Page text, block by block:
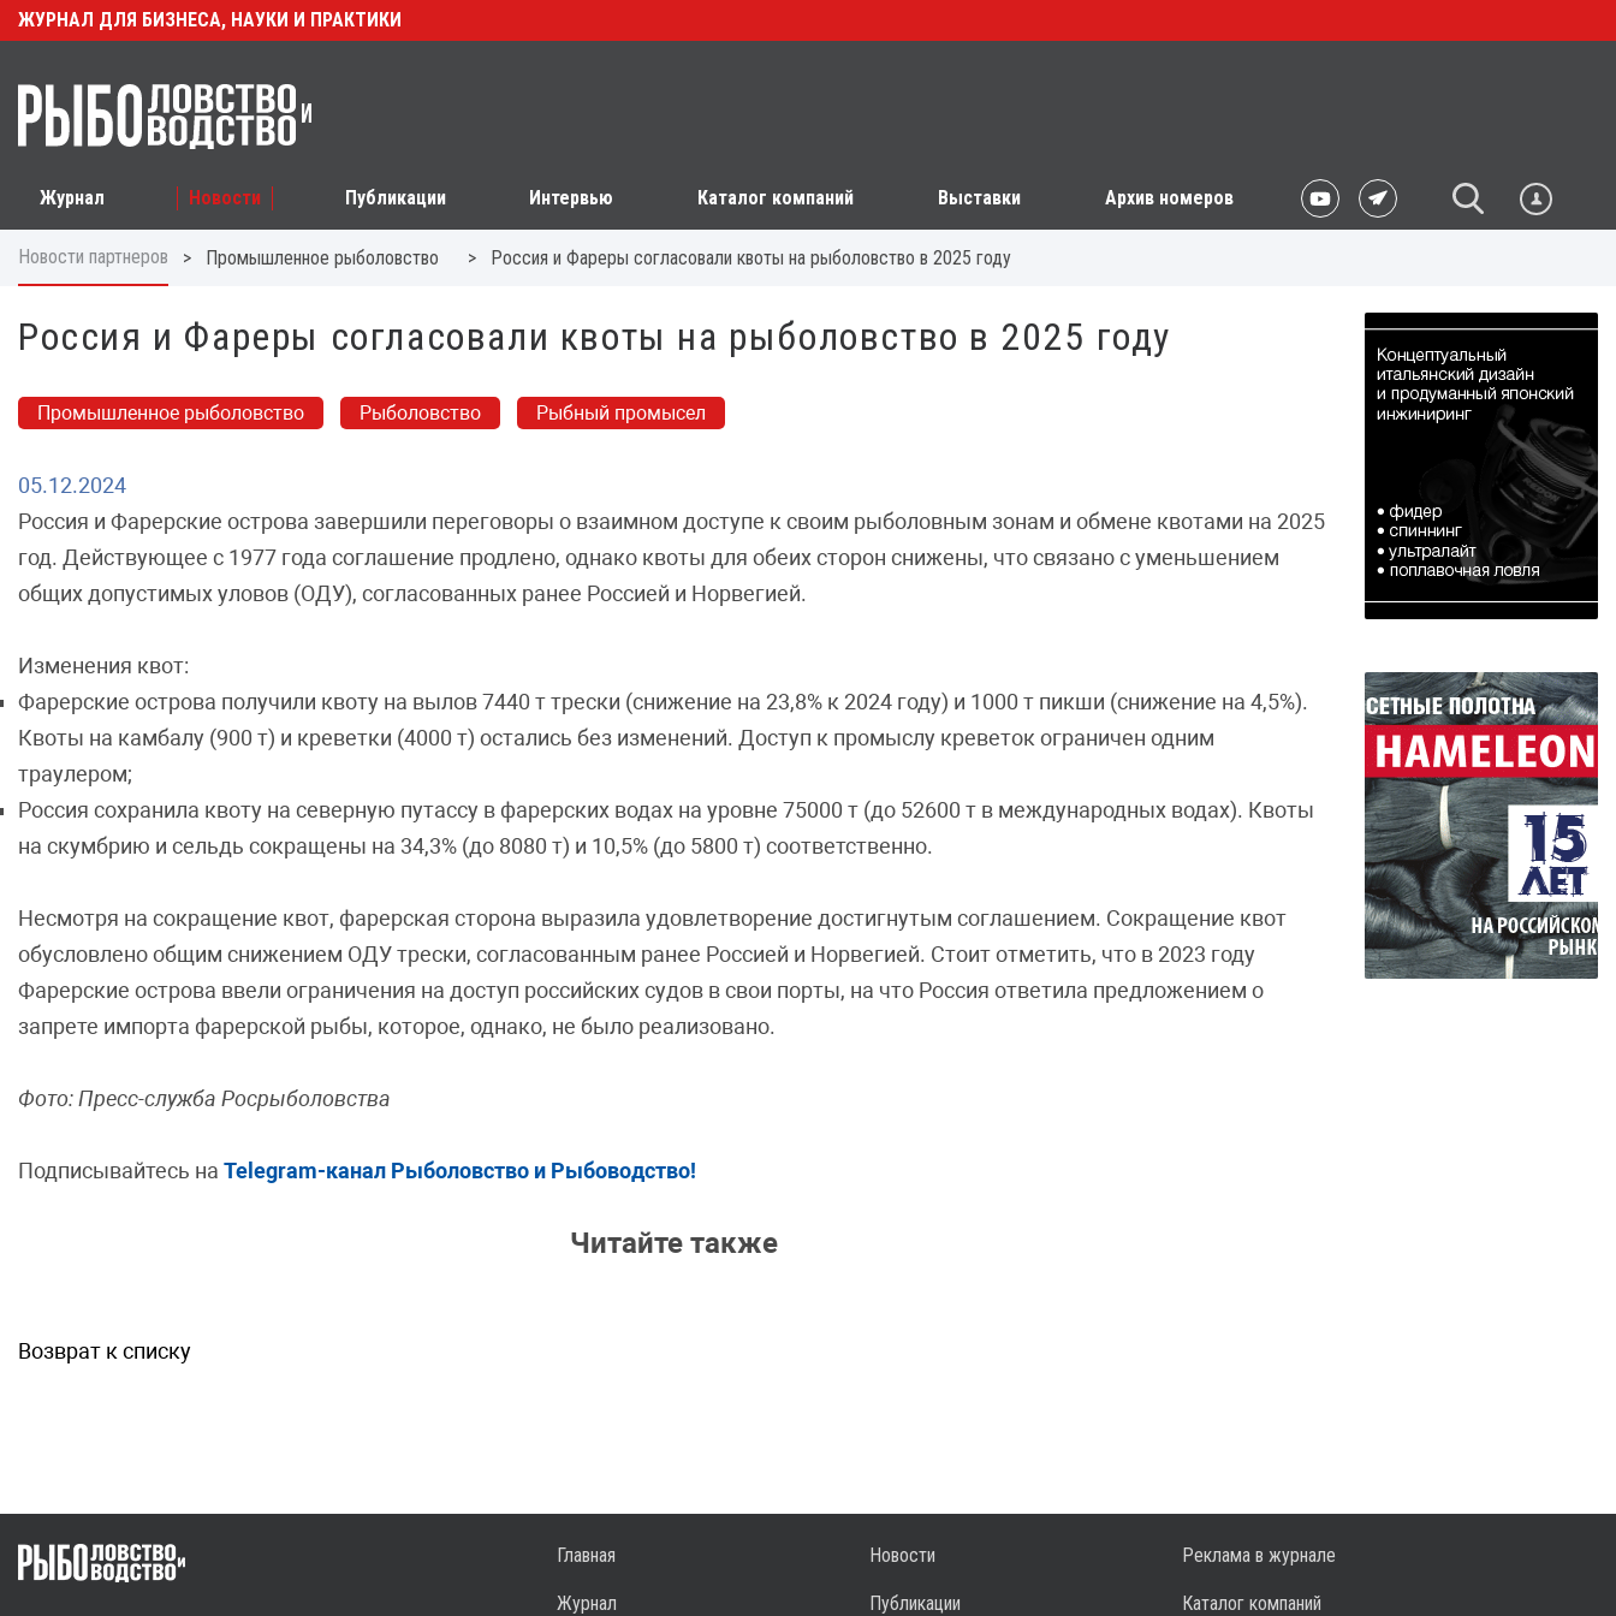
ЖУРНАЛ ДЛЯ БИЗНЕСА, НАУКИ И ПРАКТИКИ
Журнал Новости Публикации Интервью Каталог компаний Выставки Архив номеров
Новости партнеров > Промышленное рыболовство > Россия и Фареры согласовали квоты на рыболовство в 2025 году
Россия и Фареры согласовали квоты на рыболовство в 2025 году
Промышленное рыболовство Рыболовство Рыбный промысел
05.12.2024
Россия и Фарерские острова завершили переговоры о взаимном доступе к своим рыболовным зонам и обмене квотами на 2025
год. Действующее с 1977 года соглашение продлено, однако квоты для обеих сторон снижены, что связано с уменьшением
общих допустимых уловов (ОДУ), согласованных ранее Россией и Норвегией.
Изменения квот:
Фарерские острова получили квоту на вылов 7440 т трески (снижение на 23,8% к 2024 году) и 1000 т пикши (снижение на 4,5%).
Квоты на камбалу (900 т) и креветки (4000 т) остались без изменений. Доступ к промыслу креветок ограничен одним
траулером;
Россия сохранила квоту на северную путассу в фарерских водах на уровне 75000 т (до 52600 т в международных водах). Квоты
на скумбрию и сельдь сокращены на 34,3% (до 8080 т) и 10,5% (до 5800 т) соответственно.
Несмотря на сокращение квот, фарерская сторона выразила удовлетворение достигнутым соглашением. Сокращение квот
обусловлено общим снижением ОДУ трески, согласованным ранее Россией и Норвегией. Стоит отметить, что в 2023 году
Фарерские острова ввели ограничения на доступ российских судов в свои порты, на что Россия ответила предложением о
запрете импорта фарерской рыбы, которое, однако, не было реализовано.
Фото: Пресс-служба Росрыболовства
Подписывайтесь на Telegram-канал Рыболовство и Рыбоводство!
Читайте также
Возврат к списку
Главная
Журнал
Новости
Публикации
Реклама в журнале
Каталог компаний